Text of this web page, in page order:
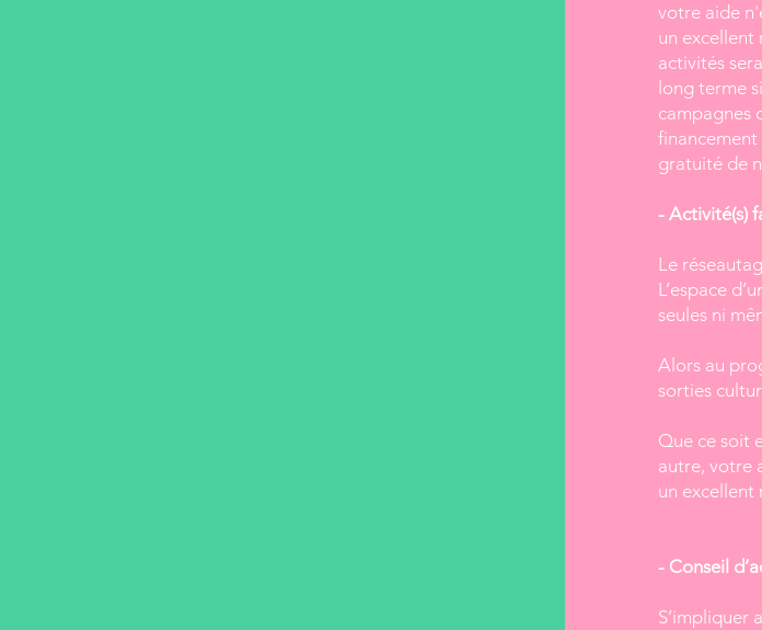
votre aide
un excellent
activités
long terme
campagnes
financement
gratuité de
- Activité(s)
Le
L’espace
seules ni
Alors au
sorties
Que ce soit
autre, votre
un excellent
- Conseil
S’impliquer